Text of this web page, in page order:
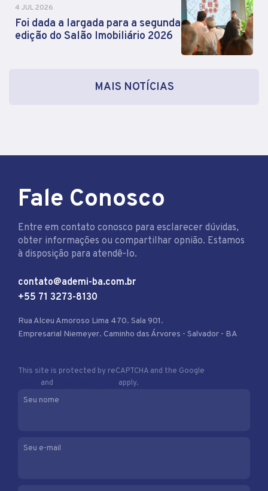
4 JUL 2026
Foi dada a largada para a segunda
edição do Salão Imobiliário 2026
MAIS NOTÍCIAS
Fale Conosco
Entre em contato conosco para esclarecer dúvidas,
obter informações ou compartilhar opnião. Estamos
à disposição para atendê-lo.
contato@ademi-ba.com.br
+55 71 3273-8130
Rua Alceu Amoroso Lima 470. Sala 901.
Empresarial Niemeyer. Caminho das Árvores - Salvador - BA
This site is protected by reCAPTCHA and the Google
and
apply.
Seu nome
Seu e-mail